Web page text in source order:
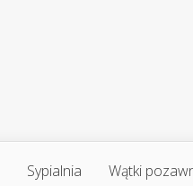
Sypialnia Wątki